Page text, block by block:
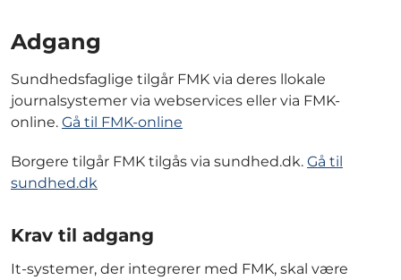
Adgang
Sundhedsfaglige tilgår FMK via deres llokale
journalsystemer via webservices eller via FMK-
online. Gå til FMK-online
Borgere tilgår FMK tilgås via sundhed.dk. Gå til
sundhed.dk
Krav til adgang
It-systemer, der integrerer med FMK, skal være